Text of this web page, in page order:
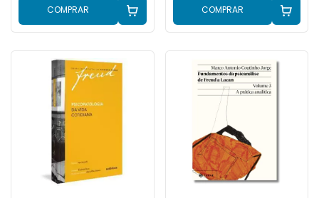
COMPRAR COMPRAR